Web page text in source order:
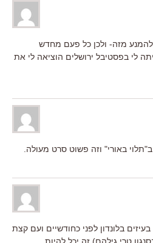
מזה- ולכן כל פעם מחדש
לי בפסטיבל ירושלים הוציאה לי את
באורי" וזה פשוט סרט מעולה.
בלונדון לפני כחודשיים ועם קצת